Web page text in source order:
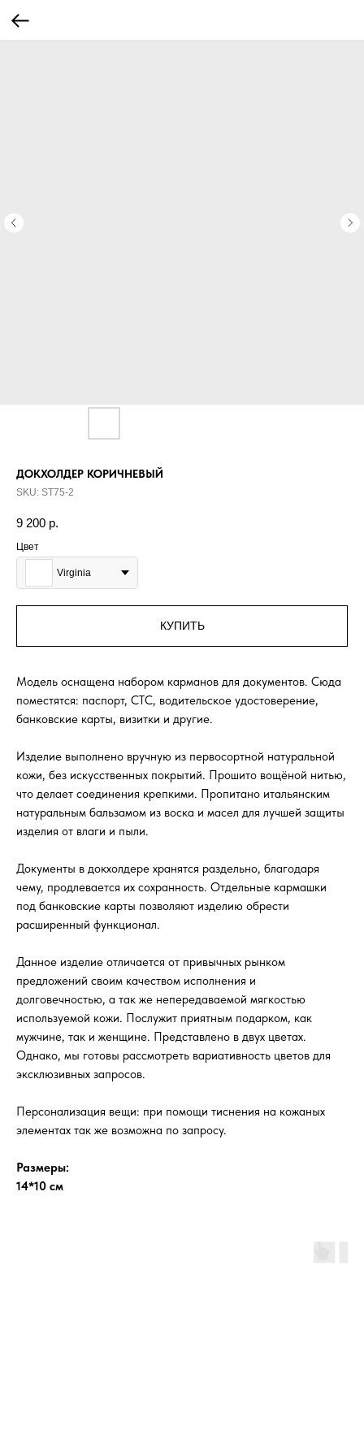
ДОКХОЛДЕР КОРИЧНЕВЫЙ
SKU: ST75-2
9 200 р.
Цвет
Virginia
КУПИТЬ
Модель оснащена набором карманов для документов. Сюда
поместятся: паспорт, СТС, водительское удостоверение,
банковские карты, визитки и другие.
Изделие выполнено вручную из первосортной натуральной
кожи, без искусственных покрытий. Прошито вощёной нитью,
что делает соединения крепкими. Пропитано итальянским
натуральным бальзамом из воска и масел для лучшей защиты
изделия от влаги и пыли.
Документы в докхолдере хранятся раздельно, благодаря
чему, продлевается их сохранность. Отдельные кармашки
под банковские карты позволяют изделию обрести
расширенный функционал.
Данное изделие отличается от привычных рынком
предложений своим качеством исполнения и
долговечностью, а так же непередаваемой мягкостью
используемой кожи. Послужит приятным подарком, как
мужчине, так и женщине. Представлено в двух цветах.
Однако, мы готовы рассмотреть вариативность цветов для
эксклюзивных запросов.
Персонализация вещи: при помощи тиснения на кожаных
элементах так же возможна по запросу.
Размеры:
14*10 см